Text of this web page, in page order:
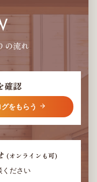
の流れ
確認
をもらう
(オンラインも可)
ください